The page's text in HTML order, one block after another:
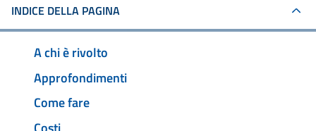
INDICE DELLA PAGINA
A chi è rivolto
Approfondimenti
Come fare